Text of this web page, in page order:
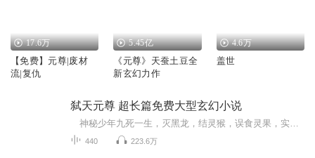
17.6万
【免费】元尊|废材
流|复仇
5.45亿
《元尊》天蚕土豆全
新玄幻力作
4.6万
盖世
弑天元尊 超长篇免费大型玄幻小说
440 223.6万